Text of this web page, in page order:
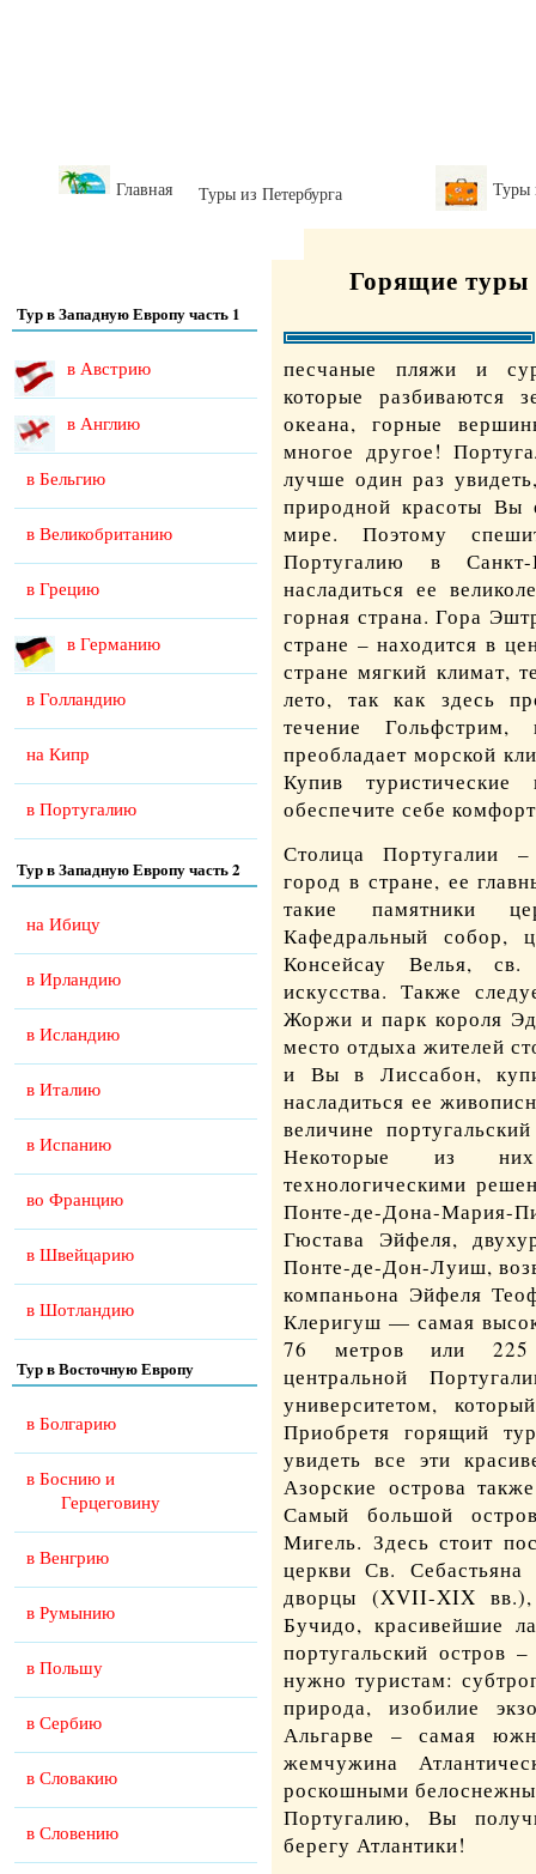
Главная Туры из Петербурга Туры
Тур в Западную Европу часть 1
в Австрию
в Англию
в Бельгию
в Великобританию
в Грецию
в Германию
в Голландию
на Кипр
в Португалию
Тур в Западную Европу часть 2
на Ибицу
в Ирландию
в Исландию
в Италию
в Испанию
во Францию
в Швейцарию
в Шотландию
Тур в Восточную Европу
в Болгарию
в Боснию и
Герцеговину
в Венгрию
в Румынию
в Польшу
в Сербию
в Словакию
в Словению
Горящие туры
песчаные пляжи и
которые разбиваются
океана, горные
многое другое!
лучше один раз
природной красоты Вы
мире. Поэтому
Португалию в Санкт-
насладиться ее
горная страна. Гора
стране – находится в
стране мягкий климат,
лето, так как здесь
течение
преобладает морской
Купив
обеспечите себе
Столица Португалии
город в стране, ее
такие памятники
Кафедральный собор,
Консейсау Велья,
искусства. Также
Жоржи и парк короля
место отдыха жителей
и Вы в Лиссабон,
насладиться ее
величине
Некоторые из них
технологическими
Понте-де-Дона-Мария-
Гюстава Эйфеля,
Понте-де-Дон-Луиш,
компаньона Эйфеля
Клеригуш — самая
76 метров или 225
центральной
университетом,
Приобретя горящий
увидеть все эти
Азорские острова
Самый большой
Мигель. Здесь стоит
церкви Св.
дворцы (XVII-XIX
Бучидо, красивейшие
португальский остров
нужно туристам:
природа, изобилие
Альгарве – самая
жемчужина
роскошными
Португалию, Вы
берегу Атлантики!